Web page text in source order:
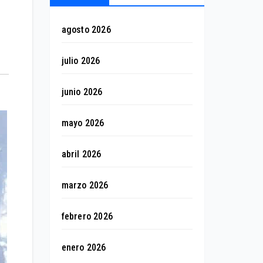
agosto 2026
julio 2026
junio 2026
mayo 2026
abril 2026
marzo 2026
febrero 2026
enero 2026